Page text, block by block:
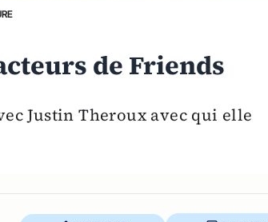
de Friends
Justin Theroux avec qui elle